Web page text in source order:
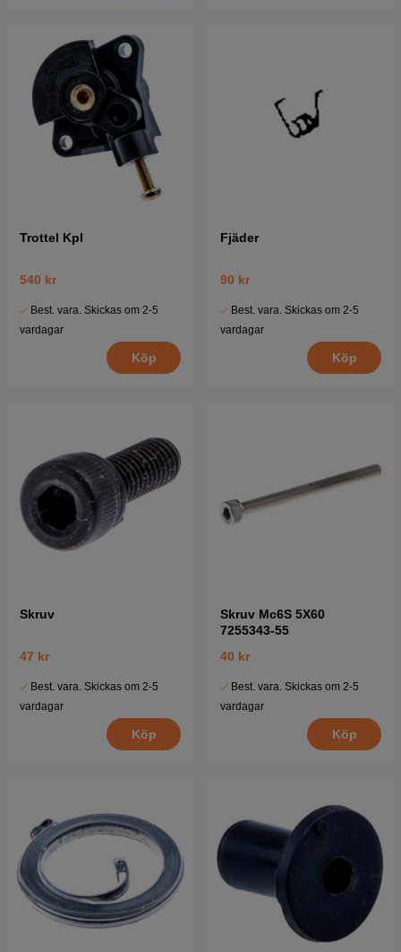
Trottel Kpl
540 kr
Best. vara. Skickas om 2-5
vardagar
Köp
Fjäder
90 kr
Best. vara. Skickas om 2-5
vardagar
Köp
Skruv
47 kr
Best. vara. Skickas om 2-5
vardagar
Köp
Skruv Mc6S 5X60
7255343-55
40 kr
Best. vara. Skickas om 2-5
vardagar
Köp